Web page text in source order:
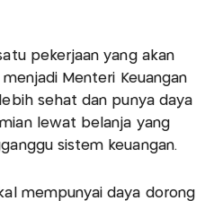
pekerjaan yang akan
Menteri Keuangan
sehat dan punya daya
lewat belanja yang
sistem keuangan.
mempunyai daya dorong